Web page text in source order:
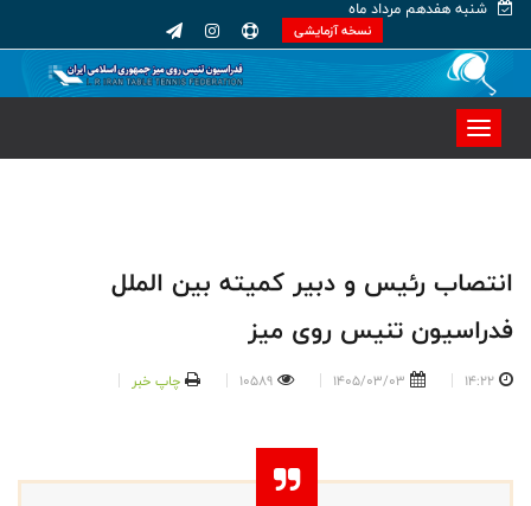
شنبه هفدهم مرداد ماه
نسخه آزمایشی
انتصاب رئیس و دبیر کمیته بین الملل
فدراسیون تنیس روی میز
14:22
1405/03/03
10589 چاپ خبر